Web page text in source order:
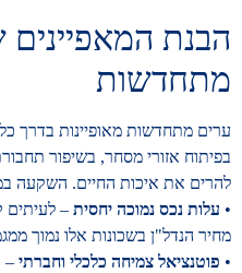
הבנת
מתחדשות
ערים מתחדשות מאופיינות בדרך
בפיתוח אזורי מסחר, בשיפור
להרים את איכות החיים. השקעה
• עלות נכס נמוכה יחסית –
מחיר הנדל"ן בשכונות אלו נמוך
• פוטנציאל צמיחה כלכלי וחברתי –